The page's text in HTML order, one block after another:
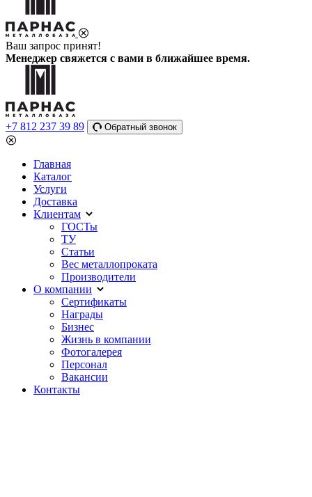
Ваш запрос принят!
Менеджер свяжется с вами в ближайшее время.
+7 812 237 39 89 Обратный звонок
Главная
Каталог
Услуги
Доставка
Клиентам
ГОСТы
ТУ
Статьи
Вес металлопроката
Производители
О компании
Сертификаты
Награды
Бизнес
Жизнь в компании
Фотогалерея
Персонал
Вакансии
Контакты